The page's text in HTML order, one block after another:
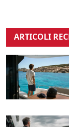
ARTICOLI